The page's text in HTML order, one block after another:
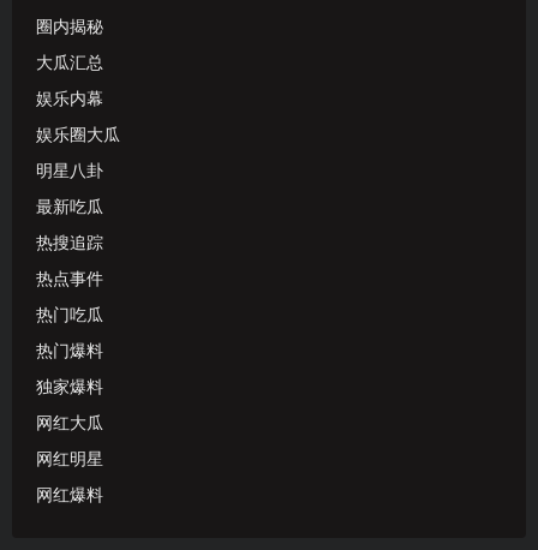
圈内揭秘
大瓜汇总
娱乐内幕
娱乐圈大瓜
明星八卦
最新吃瓜
热搜追踪
热点事件
热门吃瓜
热门爆料
独家爆料
网红大瓜
网红明星
网红爆料